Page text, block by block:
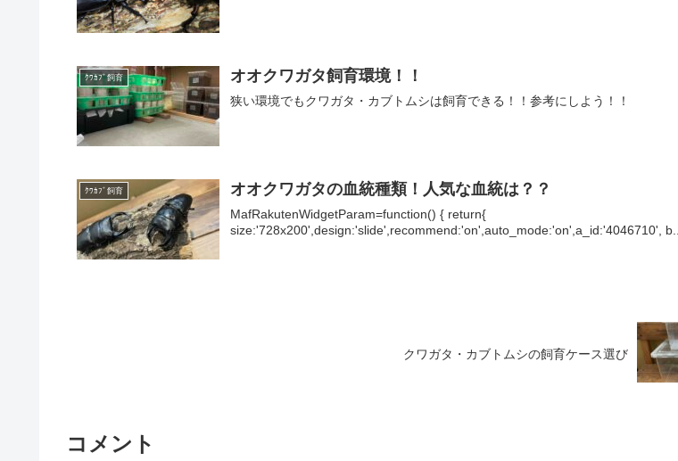
ｸﾜｶﾌﾞ飼育 オオクワガタ飼育環境！！
狭い環境でもクワガタ・カブトムシは飼育できる！！参考にしよう！！
ｸﾜｶﾌﾞ飼育 オオクワガタの血統種類！人気な血統は？？
MafRakutenWidgetParam=function() { return{
size:'728x200',design:'slide',recommend:'on',auto_mode:'on',a_id:'4046710', b...
クワガタ・カブトムシの飼育ケース選び
コメント